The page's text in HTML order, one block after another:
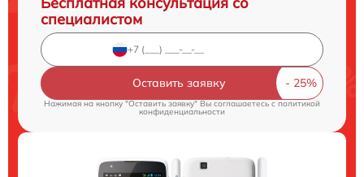
специалистом
Оставить заявку
Нажимая на кнопку "Оставить заявку" Вы соглашаетесь cполитикой
конфиденциальности